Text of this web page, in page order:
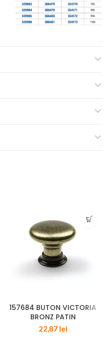
157684 BUTON VICTORIA
BRONZ PATIN
22,87 lei